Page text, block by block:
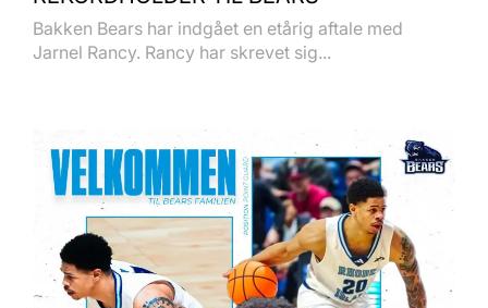
Bakken Bears har indgået en etårig aftale med
Jarnel Rancy. Rancy har skrevet sig...